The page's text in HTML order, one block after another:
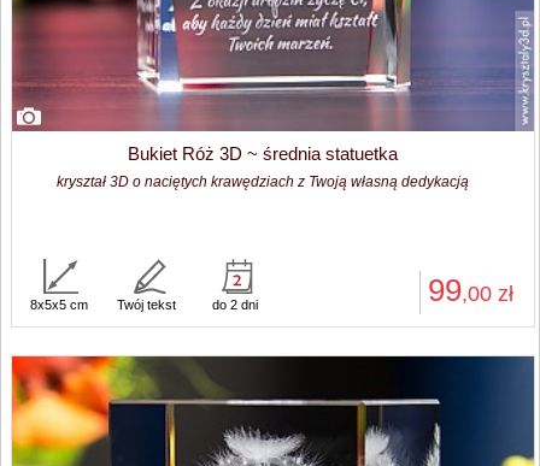
Bukiet Róż 3D ~ średnia statuetka
kryształ 3D o naciętych krawędziach z Twoją własną dedykacją
99,00 zł
8x5x5 cm Twój tekst do 2 dni